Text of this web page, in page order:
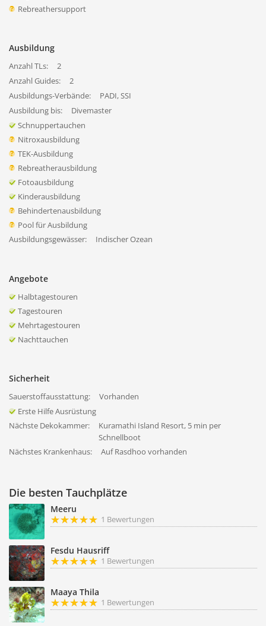
Rebreathersupport
Ausbildung
Anzahl TLs:
2
Anzahl Guides:
2
Ausbildungs-Verbände:
PADI, SSI
Ausbildung bis:
Divemaster
Schnuppertauchen
Nitroxausbildung
TEK-Ausbildung
Rebreatherausbildung
Fotoausbildung
Kinderausbildung
Behindertenausbildung
Pool für Ausbildung
Ausbildungsgewässer:
Indischer Ozean
Angebote
Halbtagestouren
Tagestouren
Mehrtagestouren
Nachttauchen
Sicherheit
Sauerstoffausstattung:
Vorhanden
Erste Hilfe Ausrüstung
Nächste Dekokammer:
Kuramathi Island Resort, 5 min per
Schnellboot
Nächstes Krankenhaus:
Auf Rasdhoo vorhanden
Die besten Tauchplätze
Meeru
1 Bewertungen
Fesdu Hausriff
1 Bewertungen
Maaya Thila
1 Bewertungen